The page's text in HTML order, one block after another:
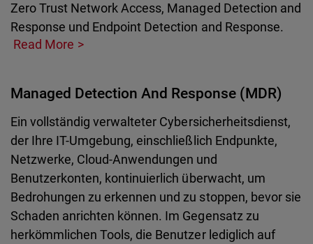
Zero Trust Network Access, Managed Detection and
Response und Endpoint Detection and Response.
Read More
Managed Detection And Response (MDR)
Ein vollständig verwalteter Cybersicherheitsdienst,
der Ihre IT-Umgebung, einschließlich Endpunkte,
Netzwerke, Cloud-Anwendungen und
Benutzerkonten, kontinuierlich überwacht, um
Bedrohungen zu erkennen und zu stoppen, bevor sie
Schaden anrichten können. Im Gegensatz zu
herkömmlichen Tools, die Benutzer lediglich auf